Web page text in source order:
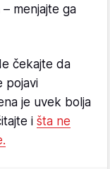
menjajte ga
čekajte da
pojavi
je uvek bolja
i šta ne